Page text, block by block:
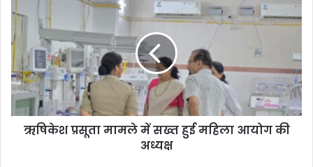
प्रसूता
मामले
में
सख्त
हुई
महिला
आयोग
की
अध्यक्षऋषिकेश प्रसूता मामले में सख्त हुई महिला आयोग की
अध्यक्ष